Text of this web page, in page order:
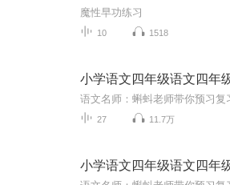
魔性早功练习
10 1518
小学语文四年级语文四年
27 11.7万
小学语文四年级语文四年